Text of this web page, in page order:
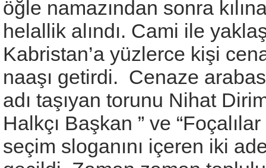
öğle namazından sonra
helallik alındı. Cami ile
Kabristan’a yüzlerce kişi
naaşı getirdi. Cenaze
adı taşıyan torunu Nihat
Halkçı Başkan ” ve
seçim sloganını içeren iki